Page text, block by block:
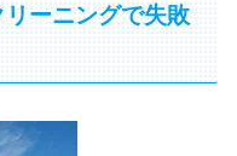
ーニングで失敗